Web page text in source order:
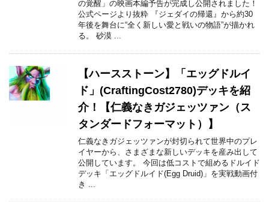
の覚醒」の映画本編予告が完成し公開されました！
公式ページより抜粋 『ジェダイの帰還』から約30
年後を舞台に“全く新しい愛と戦いの物語”が描かれ
る。 砂漠 ...
【ハースストーン】「エッグドルイ
ド」(CraftingCost2780)デッキを紹
介！【仁義なきガジェッツァン（ス
タンダードフォーマット）】
仁義なきガジェッツァンが封切られて世界中のプレ
イヤーから、さまざまな新しいデッキを産み出して
公開しています。 今回は低コストで組めるドルイド
デッキ「エッグドルイド(Egg Druid)」を実戦動画付
き ...